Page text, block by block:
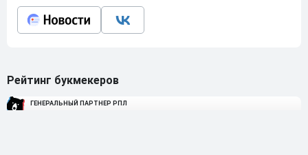
Рейтинг букмекеров
ГЕНЕРАЛЬНЫЙ ПАРТНЕР РПЛ